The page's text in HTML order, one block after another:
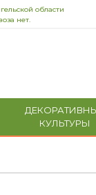
области
нет.
КУЛЬТУРЫ